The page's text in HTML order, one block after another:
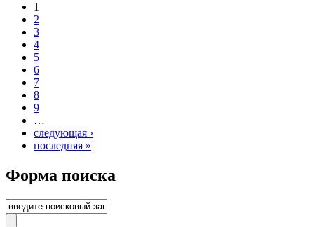
1
2
3
4
5
6
7
8
9
…
следующая ›
последняя »
Форма поиска